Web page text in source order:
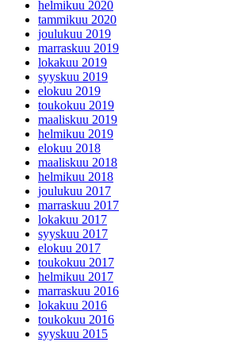
helmikuu 2020
tammikuu 2020
joulukuu 2019
marraskuu 2019
lokakuu 2019
syyskuu 2019
elokuu 2019
toukokuu 2019
maaliskuu 2019
helmikuu 2019
elokuu 2018
maaliskuu 2018
helmikuu 2018
joulukuu 2017
marraskuu 2017
lokakuu 2017
syyskuu 2017
elokuu 2017
toukokuu 2017
helmikuu 2017
marraskuu 2016
lokakuu 2016
toukokuu 2016
syyskuu 2015